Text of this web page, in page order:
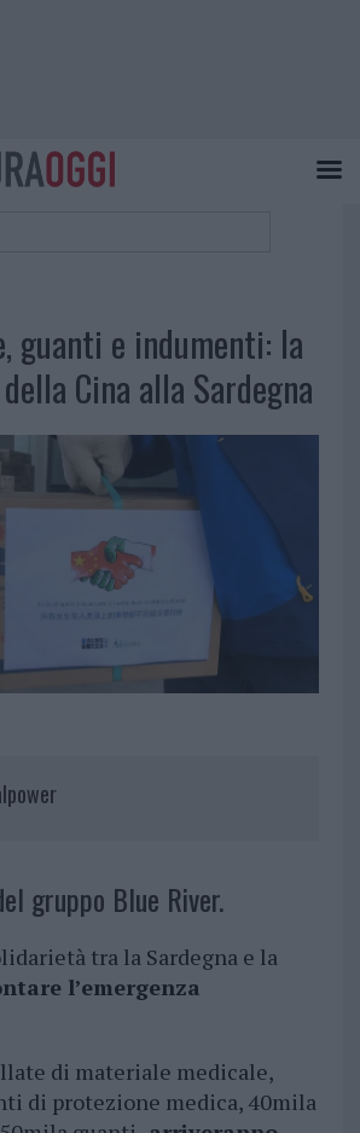
guanti e indumenti: la
Cina alla Sardegna
gruppo Blue River.
tra la Sardegna e la
l’emergenza
di materiale medicale,
di protezione medica, 40mila